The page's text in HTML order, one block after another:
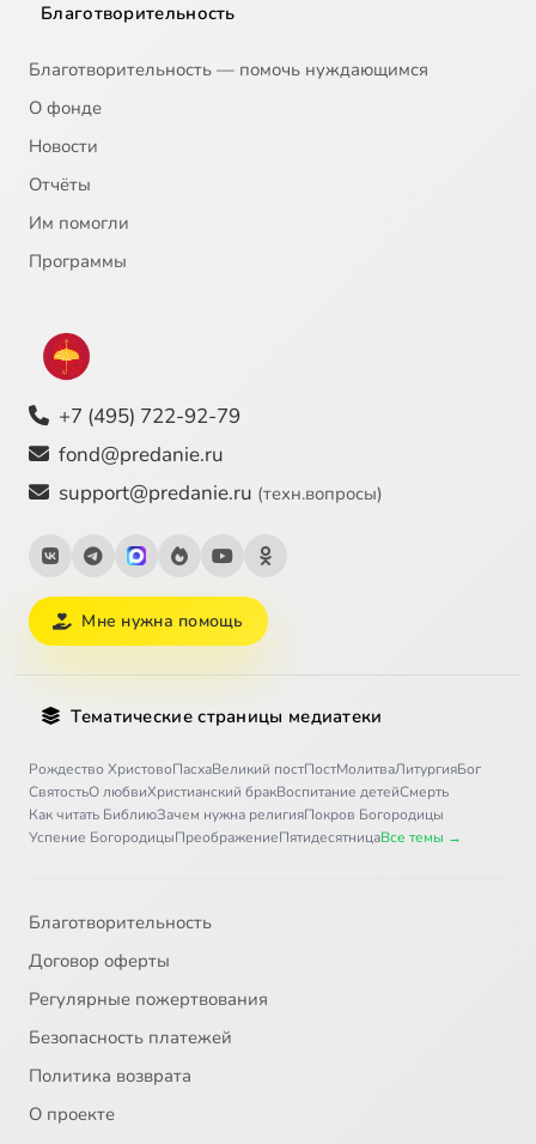
Благотворительность
Благотворительность — помочь нуждающимся
О фонде
Новости
Отчёты
Им помогли
Программы
+7 (495) 722-92-79
fond@predanie.ru
support@predanie.ru (техн.вопросы)
Мне нужна помощь
Тематические страницы медиатеки
Рождество ХристовоПасхаВеликий постПостМолитваЛитургияБог
СвятостьО любвиХристианский бракВоспитание детейСмерть
Как читать БиблиюЗачем нужна религияПокров Богородицы
Успение БогородицыПреображениеПятидесятницаВсе темы →
Благотворительность
Договор оферты
Регулярные пожертвования
Безопасность платежей
Политика возврата
О проекте